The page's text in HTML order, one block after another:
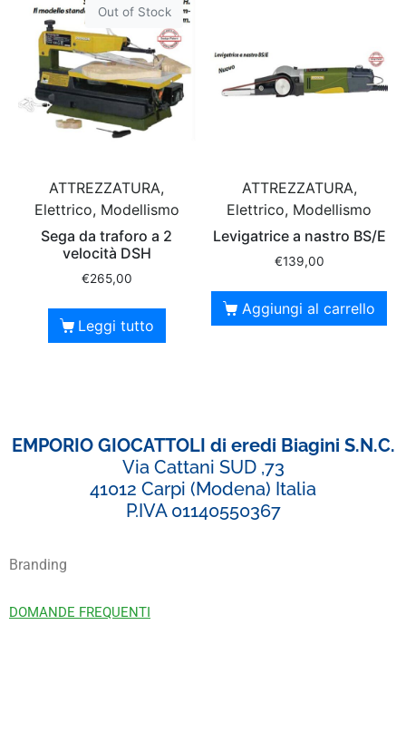
Out of Stock
ATTREZZATURA,
Elettrico, Modellismo
Sega da traforo a 2
velocità DSH
€265,00
Leggi tutto
ATTREZZATURA,
Elettrico, Modellismo
Levigatrice a nastro BS/E
€139,00
Aggiungi al carrello
EMPORIO GIOCATTOLI di eredi Biagini S.N.C.
Via Cattani SUD ,73
41012 Carpi (Modena) Italia
P.IVA 01140550367
Branding
DOMANDE FREQUENTI